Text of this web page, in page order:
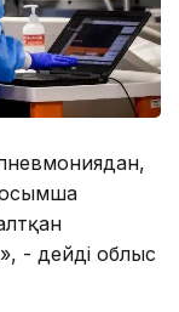
- дейді облыс